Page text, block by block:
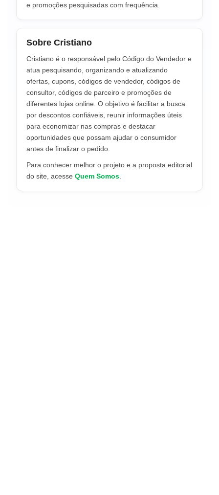
e promoções pesquisadas com frequência.
Sobre Cristiano
Cristiano é o responsável pelo Código do Vendedor e
atua pesquisando, organizando e atualizando
ofertas, cupons, códigos de vendedor, códigos de
consultor, códigos de parceiro e promoções de
diferentes lojas online. O objetivo é facilitar a busca
por descontos confiáveis, reunir informações úteis
para economizar nas compras e destacar
oportunidades que possam ajudar o consumidor
antes de finalizar o pedido.
Para conhecer melhor o projeto e a proposta editorial
do site, acesse Quem Somos